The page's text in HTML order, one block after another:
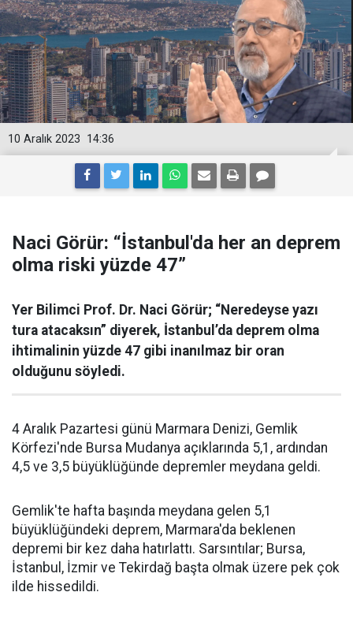
14:36
10 Aralık 2023
Naci Görür: “İstanbul'da her an deprem
olma riski yüzde 47”
Yer Bilimci Prof. Dr. Naci Görür; “Neredeyse yazı
tura atacaksın” diyerek, İstanbul’da deprem olma
ihtimalinin yüzde 47 gibi inanılmaz bir oran
olduğunu söyledi.
4 Aralık Pazartesi günü Marmara Denizi, Gemlik
Körfezi'nde Bursa Mudanya açıklarında 5,1, ardından
4,5 ve 3,5 büyüklüğünde depremler meydana geldi.
Gemlik'te hafta başında meydana gelen 5,1
büyüklüğündeki deprem, Marmara'da beklenen
depremi bir kez daha hatırlattı. Sarsıntılar; Bursa,
İstanbul, İzmir ve Tekirdağ başta olmak üzere pek çok
ilde hissedildi.